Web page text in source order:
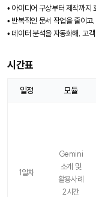
• 아이디어 구상부터 제작까지
• 반복적인 문서 작업을 줄이
• 데이터 분석을 자동화해, 고
시간표
일정 모듈
1일차
Gemini
소개 및
활용사례
2시간